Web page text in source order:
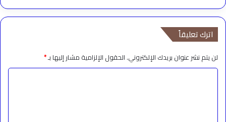
اترك تعليقاً
لن يتم نشر عنوان بريدك الإلكتروني.الحقول الإلزامية مشار إليها بـ*